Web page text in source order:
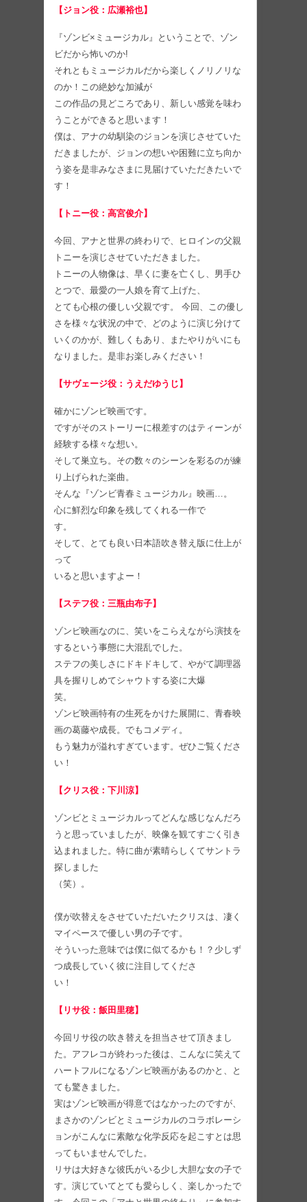
【ジョン役：広瀬裕也】
『ゾンビ×ミュージカル』ということで、ゾン
ビだから怖いのか!
それともミュージカルだから楽しくノリノリな
のか！この絶妙な加減が
この作品の見どころであり、新しい感覚を味わ
うことができると思います！
僕は、アナの幼馴染のジョンを演じさせていた
だきましたが、ジョンの想いや困難に立ち向か
う姿を是非みなさまに見届けていただきたいで
す！
【トニー役：高宮俊介】
今回、アナと世界の終わりで、ヒロインの父親
トニーを演じさせていただきました。
トニーの人物像は、早くに妻を亡くし、男手ひ
とつで、最愛の一人娘を育て上げた、
とても心根の優しい父親です。 今回、この優し
さを様々な状況の中で、どのように演じ分けて
いくのかが、難しくもあり、またやりがいにも
なりました。是非お楽しみください！
【サヴェージ役：うえだゆうじ】
確かにゾンビ映画です。
ですがそのストーリーに根差すのはティーンが
経験する様々な想い。
そして巣立ち。その数々のシーンを彩るのが練
り上げられた楽曲。
そんな『ゾンビ青春ミュージカル』映画…。
心に鮮烈な印象を残してくれる一作で
す。
そして、とても良い日本語吹き替え版に仕上が
って
いると思いますよー！
【ステフ役：三瓶由布子】
ゾンビ映画なのに、笑いをこらえながら演技を
するという事態に大混乱でした。
ステフの美しさにドキドキして、やがて調理器
具を握りしめてシャウトする姿に大爆
笑。
ゾンビ映画特有の生死をかけた展開に、青春映
画の葛藤や成長。でもコメディ。
もう魅力が溢れすぎています。ぜひご覧くださ
い！
【クリス役：下川涼】
ゾンビとミュージカルってどんな感じなんだろ
うと思っていましたが、映像を観てすごく引き
込まれました。特に曲が素晴らしくてサントラ
探しました
（笑）。
僕が吹替えをさせていただいたクリスは、凄く
マイペースで優しい男の子です。
そういった意味では僕に似てるかも！？少しず
つ成長していく彼に注目してくださ
い！
【リサ役：飯田里穂】
今回リサ役の吹き替えを担当させて頂きまし
た。アフレコが終わった後は、こんなに笑えて
ハートフルになるゾンビ映画があるのかと、と
ても驚きました。
実はゾンビ映画が得意ではなかったのですが、
まさかのゾンビとミュージカルのコラボレーシ
ョンがこんなに素敵な化学反応を起こすとは思
ってもいませんでした。
リサは大好きな彼氏がいる少し大胆な女の子で
す。演じていてとても愛らしく、楽しかったで